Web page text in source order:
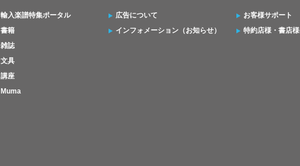
輸入楽譜特集ポータル
書籍
雑誌
文具
講座
Muma
広告について
インフォメーション（お知らせ）
お客様サポート
特約店様・書店